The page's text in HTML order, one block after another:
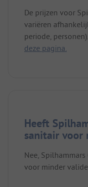
De prijzen voor
variëren
periode, personen).
deze pagina.
Heeft
sanitair voor
Nee,
voor minder